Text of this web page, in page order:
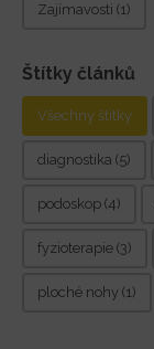
Zajímavosti (1)
Štítky článků
Štítky článků
Všechny štítky
diagnostika (5)
podoskop (4)
fyzioterapie (3)
ploché nohy (1)